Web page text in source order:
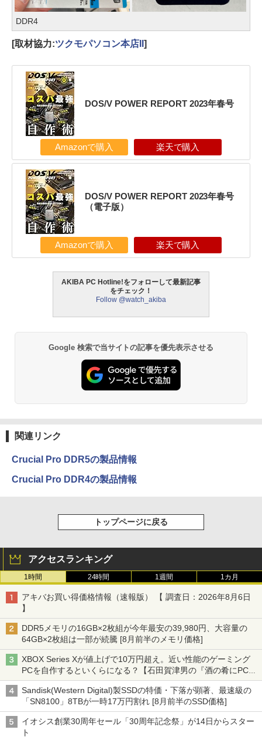
DDR4
[取材協力:ツクモパソコン本店II ]
DOS/V POWER REPORT 2023年春号
Amazonで購入 楽天で購入
DOS/V POWER REPORT 2023年春号
（電子版）
Amazonで購入 楽天で購入
AKIBA PC Hotline!をフォローして最新記事
をチェック！
Follow @watch_akiba
Google 検索で当サイトの記事を優先表示させる
関連リンク
Crucial Pro DDR5の製品情報
Crucial Pro DDR4の製品情報
トップページに戻る
アクセスランキング
1時間 24時間 1週間 1カ月
アキバお買い得価格情報（速報版） 【 調査日：2026年8月6日
】
DDR5メモリの16GB×2枚組が今年最安の39,980円、大容量の
64GB×2枚組は一部が続騰 [8月前半のメモリ価格]
XBOX Series Xが値上げで10万円超え。近い性能のゲーミング
PCを自作するといくらになる？【石田賀津男の『酒の肴にPCゲ
ーム』】
Sandisk(Western Digital)製SSDの特価・下落が顕著、最速級の
「SN8100」8TBが一時17万円割れ [8月前半のSSD価格]
イオシス創業30周年セール「30周年記念祭」が14日からスター
ト